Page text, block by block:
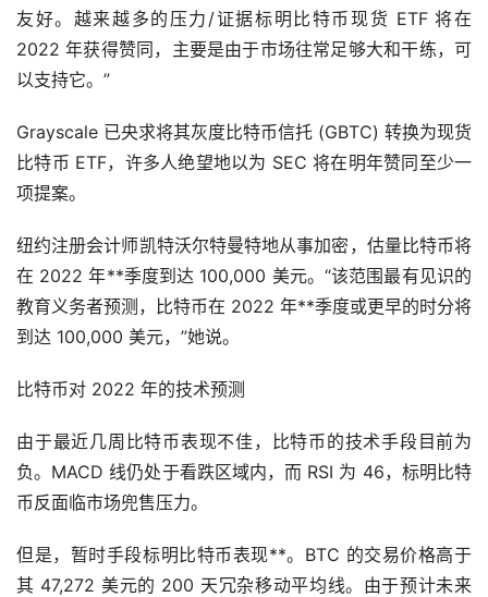
友好。越来越多的压力/证据标明比特币现货 ETF 将在
2022 年获得赞同，主要是由于市场往常足够大和干练，可
以支持它。”
Grayscale 已央求将其灰度比特币信托 (GBTC) 转换为现货
比特币 ETF，许多人绝望地以为 SEC 将在明年赞同至少一
项提案。
纽约注册会计师凯特沃尔特曼特地从事加密，估量比特币将
在 2022 年**季度到达 100,000 美元。“该范围最有见识的
教育义务者预测，比特币在 2022 年**季度或更早的时分将
到达 100,000 美元，”她说。
比特币对 2022 年的技术预测
由于最近几周比特币表现不佳，比特币的技术手段目前为
负。MACD 线仍处于看跌区域内，而 RSI 为 46，标明比特
币反面临市场兜售压力。
但是，暂时手段标明比特币表现**。BTC 的交易价格高于
其 47,272 美元的 200 天冗杂移动平均线。由于预计未来